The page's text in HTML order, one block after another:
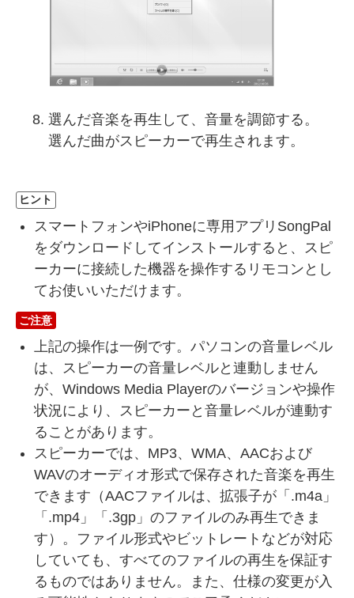
選んだ音楽を再生して、音量を調節する。
選んだ曲がスピーカーで再生されます。
ヒント
スマートフォンやiPhoneに専用アプリSongPal
をダウンロードしてインストールすると、スピ
ーカーに接続した機器を操作するリモコンとし
てお使いいただけます。
ご注意
上記の操作は一例です。パソコンの音量レベル
は、スピーカーの音量レベルと連動しません
が、Windows Media Playerのバージョンや操作
状況により、スピーカーと音量レベルが連動す
ることがあります。
スピーカーでは、MP3、WMA、AACおよび
WAVのオーディオ形式で保存された音楽を再生
できます（AACファイルは、拡張子が「.m4a」
「.mp4」「.3gp」のファイルのみ再生できま
す）。ファイル形式やビットレートなどが対応
していても、すべてのファイルの再生を保証す
るものではありません。また、仕様の変更が入